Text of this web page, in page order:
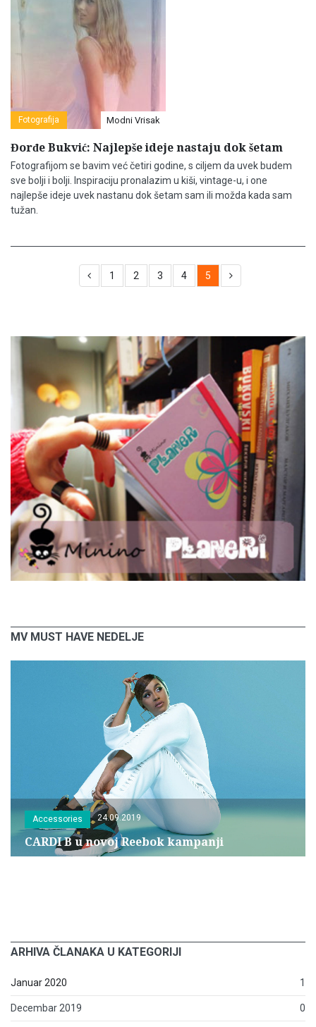
Fotografija Modni Vrisak
Đorđe Bukvić: Najlepše ideje nastaju dok šetam
Fotografijom se bavim već četiri godine, s ciljem da uvek budem
sve bolji i bolji. Inspiraciju pronalazim u kiši, vintage-u, i one
najlepše ideje uvek nastanu dok šetam sam ili možda kada sam
tužan.
1 2 3 4 5
MV MUST HAVE NEDELJE
Accessories 24.09.2019
CARDI B u novoj Reebok kampanji
ARHIVA ČLANAKA U KATEGORIJI
Januar 2020 1
Decembar 2019 0